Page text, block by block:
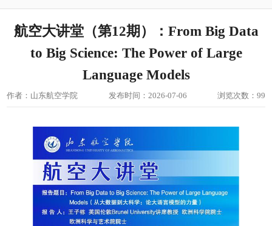
航空大讲堂（第12期）：From Big Data
to Big Science: The Power of Large
Language Models
作者：山东航空学院 发布时间：2026-07-06 浏览次数： 99